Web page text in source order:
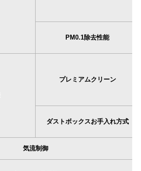
PM0.1除去性能
プレミアムクリーン
ダストボックスお手入れ方式
気流制御